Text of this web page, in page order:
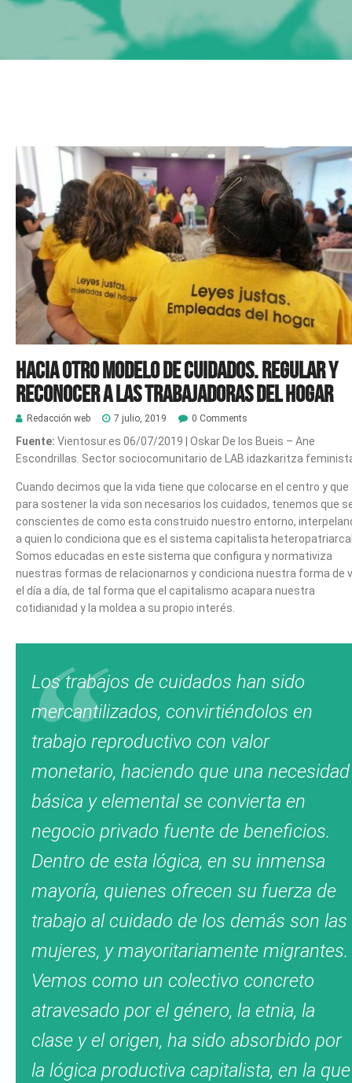
Hacia otro modelo de cuidados. Regular y
reconocer a las trabajadoras del Hogar
Redacción web 7 julio, 2019 0 Comments
Fuente: Vientosur.es 06/07/2019 | Oskar De los Bueis – Ane
Escondrillas. Sector sociocomunitario de LAB idazkaritza
Cuando decimos que la vida tiene que colocarse en el centro y que
para sostener la vida son necesarios los cuidados, tenemos que
conscientes de como esta construido nuestro entorno,
a quien lo condiciona que es el sistema capitalista
Somos educadas en este sistema que configura y normativiza
nuestras formas de relacionarnos y condiciona nuestra forma de
el día a día, de tal forma que el capitalismo acapara nuestra
cotidianidad y la moldea a su propio interés.
Los trabajos de cuidados han sido
mercantilizados, convirtiéndolos en
trabajo reproductivo con valor
monetario, haciendo que una necesidad
básica y elemental se convierta en
negocio privado fuente de beneficios.
Dentro de esta lógica, en su inmensa
mayoría, quienes ofrecen su fuerza de
trabajo al cuidado de los demás son las
mujeres, y mayoritariamente migrantes.
Vemos como un colectivo concreto
atravesado por el género, la etnia, la
clase y el origen, ha sido absorbido por
la lógica productiva capitalista, en la que